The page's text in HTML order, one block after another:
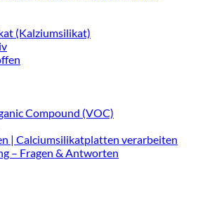
(Kalziumsilikat)
Compound (VOC)
| Calciumsilikatplatten verarbeiten
– Fragen & Antworten